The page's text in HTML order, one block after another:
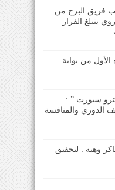
فريق البرج من
يتبلغ القرار
من بوابة
سبورت ” :
الدوري والمنافسة
وهبه : لتحقيق